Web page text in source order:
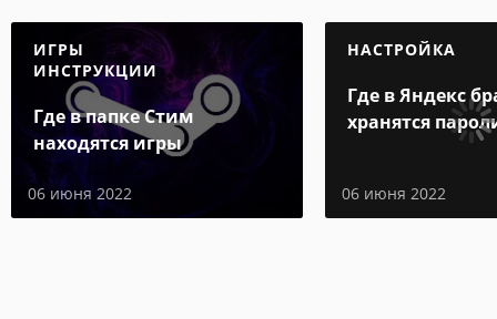
ИГРЫ
ИНСТРУКЦИИ
Где в папке Стим
находятся игры
06 июня 2022
НАСТРОЙКА
Где в Яндекс
хранятся
06 июня 2022